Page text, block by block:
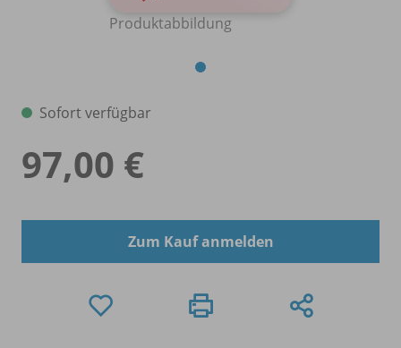
Produktabbildung
Sofort verfügbar
97,00 €
Zum Kauf anmelden